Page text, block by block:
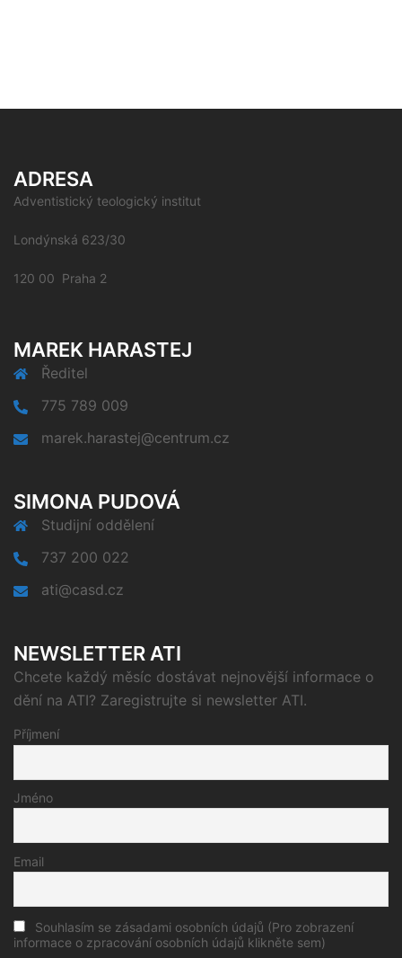
ADRESA
Adventistický teologický institut
Londýnská 623/30
120 00 Praha 2
MAREK HARASTEJ
Ředitel
775 789 009
marek.harastej@centrum.cz
SIMONA PUDOVÁ
Studijní oddělení
737 200 022
ati@casd.cz
NEWSLETTER ATI
Chcete každý měsíc dostávat nejnovější informace o
dění na ATI? Zaregistrujte si newsletter ATI.
Příjmení
Jméno
Email
Souhlasím se zásadami osobních údajů (Pro zobrazení
informace o zpracování osobních údajů klikněte sem)